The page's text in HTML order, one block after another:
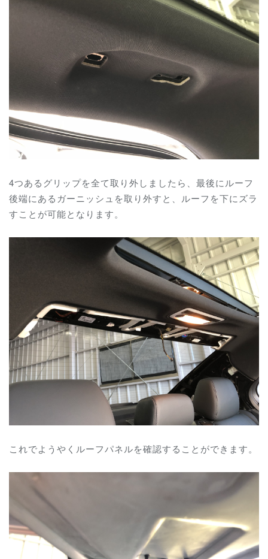
4つあるグリップを全て取り外しましたら、最後にルーフ
後端にあるガーニッシュを取り外すと、ルーフを下にズラ
すことが可能となります。
これでようやくルーフパネルを確認することができます。